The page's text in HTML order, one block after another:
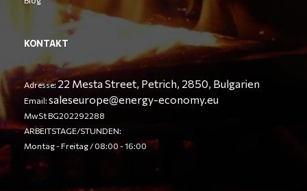
KONTAKT
Adresse:22 Mesta Street, Petrich, 2850, Bulgarien
Email:saleseurope@energy-economy.eu
MwSt BG202292288
ARBEITSTAGE/STUNDEN:
Montag - Freitag / 08:00 - 16:00